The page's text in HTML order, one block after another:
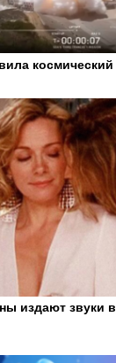
издают звуки